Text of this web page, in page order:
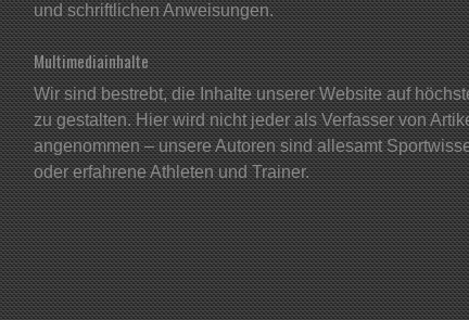
und schriftlichen Anweisungen.
Multimediainhalte
Wir sind bestrebt, die Inhalte unserer Website auf
zu gestalten. Hier wird nicht jeder als Verfasser von
angenommen – unsere Autoren sind allesamt
oder erfahrene Athleten und Trainer.